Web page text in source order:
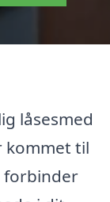
låsesmed
kommet til
forbinder